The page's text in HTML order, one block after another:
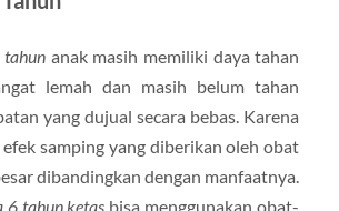
anak masih memiliki daya tahan
lemah dan masih belum tahan
yang dujual secara bebas. Karena
samping yang diberikan oleh obat
dibandingkan dengan manfaatnya.
6 tahun ketas bisa menggunakan obat-